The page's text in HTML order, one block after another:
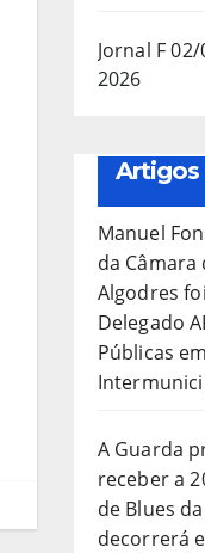
Jornal F
2026
Artigos
Manuel
da
Algodres
Delegado
Públicas
A Guarda
receber a
de Blues
decorrerá